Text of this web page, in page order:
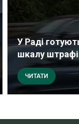
У Раді
шкалу
ЧИТАТИ